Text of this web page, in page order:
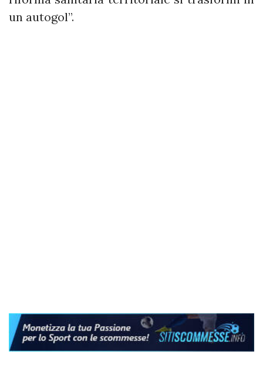
un autogol”.